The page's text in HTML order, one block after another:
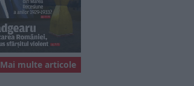
Mai multe articole